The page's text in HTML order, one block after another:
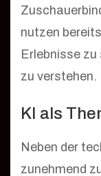
nutzen
Erlebnisse
zu verstehen.
KI als
Neben der
zunehmend